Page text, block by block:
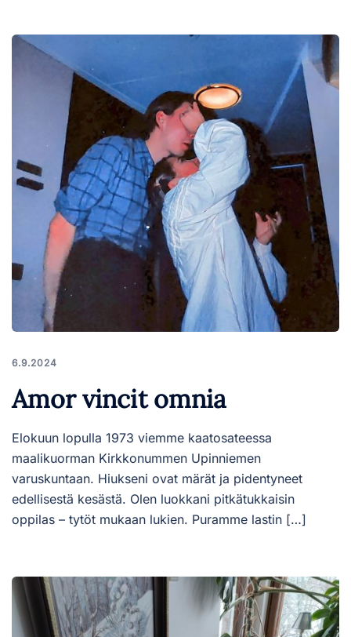
6.9.2024
Amor vincit omnia
Elokuun lopulla 1973 viemme kaatosateessa
maalikuorman Kirkkonummen Upinniemen
varuskuntaan. Hiukseni ovat märät ja pidentyneet
edellisestä kesästä. Olen luokkani pitkätukkaisin
oppilas – tytöt mukaan lukien. Puramme lastin […]